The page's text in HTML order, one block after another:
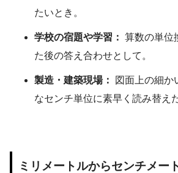
たいとき。
学校の宿題や学習： 算数の単位
た後の答え合わせとして。
製造・建築現場：
図面上の細か
なセンチ単位に素早く読み替え
ミリメートルからセンチメー